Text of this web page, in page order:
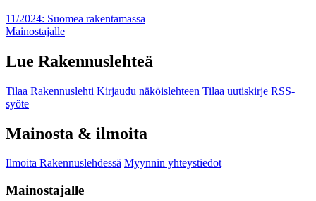
11/2024: Suomea rakentamassa
Mainostajalle
Lue Rakennuslehteä
Tilaa Rakennuslehti Kirjaudu näköislehteen Tilaa uutiskirje RSS-
syöte
Mainosta & ilmoita
Ilmoita Rakennuslehdessä Myynnin yhteystiedot
Mainostajalle